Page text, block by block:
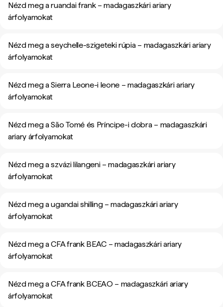
Nézd meg a ruandai frank – madagaszkári ariary
árfolyamokat
Nézd meg a seychelle-szigeteki rúpia – madagaszkári ariary
árfolyamokat
Nézd meg a Sierra Leone-i leone – madagaszkári ariary
árfolyamokat
Nézd meg a São Tomé és Príncipe-i dobra – madagaszkári
ariary árfolyamokat
Nézd meg a szvázi lilangeni – madagaszkári ariary
árfolyamokat
Nézd meg a ugandai shilling – madagaszkári ariary
árfolyamokat
Nézd meg a CFA frank BEAC – madagaszkári ariary
árfolyamokat
Nézd meg a CFA frank BCEAO – madagaszkári ariary
árfolyamokat